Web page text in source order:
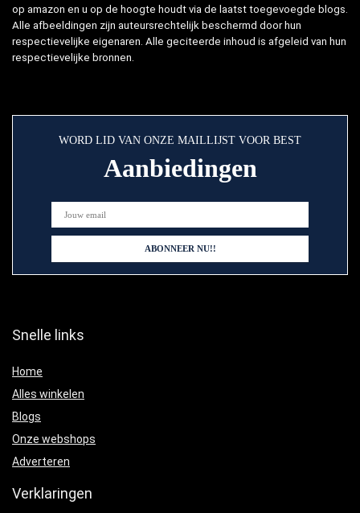
op amazon en u op de hoogte houdt via de laatst toegevoegde blogs.
Alle afbeeldingen zijn auteursrechtelijk beschermd door hun
respectievelijke eigenaren. Alle geciteerde inhoud is afgeleid van hun
respectievelijke bronnen.
WORD LID VAN ONZE MAILLIJST VOOR BEST
Aanbiedingen
Snelle links
Home
Alles winkelen
Blogs
Onze webshops
Adverteren
Verklaringen